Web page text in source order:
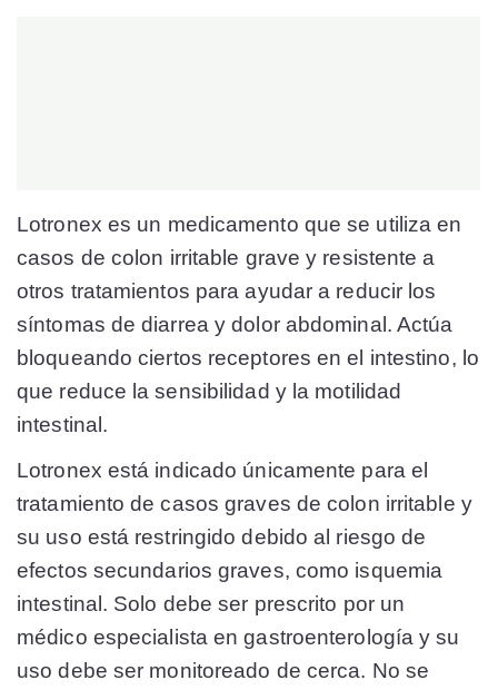
Lotronex es un medicamento que se utiliza en
casos de colon irritable grave y resistente a
otros tratamientos para ayudar a reducir los
síntomas de diarrea y dolor abdominal. Actúa
bloqueando ciertos receptores en el intestino, lo
que reduce la sensibilidad y la motilidad
intestinal.
Lotronex está indicado únicamente para el
tratamiento de casos graves de colon irritable y
su uso está restringido debido al riesgo de
efectos secundarios graves, como isquemia
intestinal. Solo debe ser prescrito por un
médico especialista en gastroenterología y su
uso debe ser monitoreado de cerca. No se